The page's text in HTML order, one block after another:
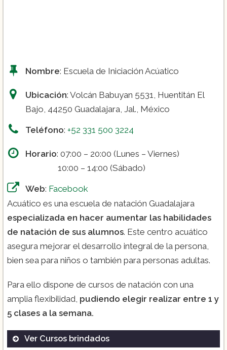
Nombre: Escuela de Iniciación Acúatico
Ubicación: Volcán Babuyan 5531, Huentitán El
Bajo, 44250 Guadalajara, Jal., México
Teléfono: +52 331 500 3224
Horario: 07:00 – 20:00 (Lunes – Viernes)
10:00 – 14:00 (Sábado)
Web: Facebook
Acuático es una escuela de natación Guadalajara
especializada en hacer aumentar las habilidades
de natación de sus alumnos. Este centro acuático
asegura mejorar el desarrollo integral de la persona,
bien sea para niños o también para personas adultas.
Para ello dispone de cursos de natación con una
amplia flexibilidad, pudiendo elegir realizar entre 1 y
5 clases a la semana.
Ver Cursos brindados